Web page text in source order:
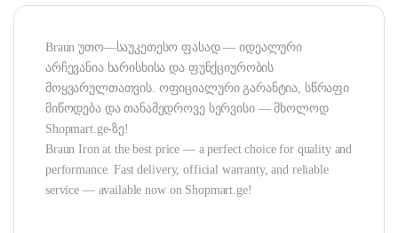
Braun უთო—საუკეთესო ფასად — იდეალური
არჩევანია ხარისხისა და ფუნქციურობის
მოყვარულთათვის. ოფიციალური გარანტია, სწრაფი
მიწოდება და თანამედროვე სერვისი — მხოლოდ
Shopmart.ge-ზე!
Braun Iron at the best price — a perfect choice for quality and
performance. Fast delivery, official warranty, and reliable
service — available now on Shopmart.ge!